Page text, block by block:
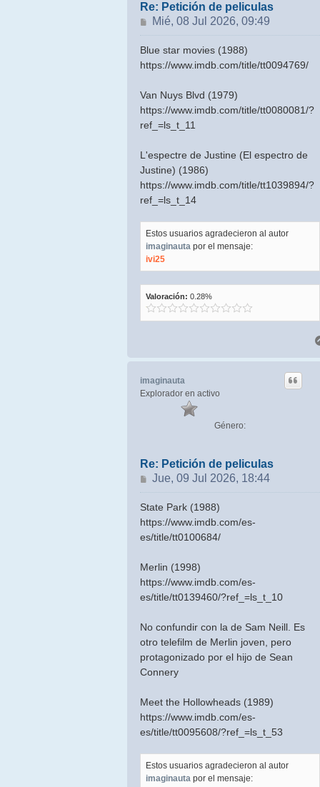
Re: Petición de peliculas
Mensaje
Mié, 08 Jul 2026, 09:49
Blue star movies (1988)
https://www.imdb.com/title/tt0094769/
Van Nuys Blvd (1979)
https://www.imdb.com/title/tt0080081/?
ref_=ls_t_11
L'espectre de Justine (El espectro de
Justine) (1986)
https://www.imdb.com/title/tt1039894/?
ref_=ls_t_14
Estos usuarios agradecieron al autor
imaginauta por el mensaje:
ivi25
Valoración: 0.28%
imaginauta
Explorador en activo
Género:
Re: Petición de peliculas
Mensaje
Jue, 09 Jul 2026, 18:44
State Park (1988)
https://www.imdb.com/es-
es/title/tt0100684/
Merlin (1998)
https://www.imdb.com/es-
es/title/tt0139460/?ref_=ls_t_10
No confundir con la de Sam Neill. Es
otro telefilm de Merlin joven, pero
protagonizado por el hijo de Sean
Connery
Meet the Hollowheads (1989)
https://www.imdb.com/es-
es/title/tt0095608/?ref_=ls_t_53
Estos usuarios agradecieron al autor
imaginauta por el mensaje: